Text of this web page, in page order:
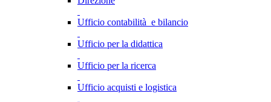
Ufficio contabilità e bilancio
Ufficio per la didattica
Ufficio per la ricerca
Ufficio acquisti e logistica